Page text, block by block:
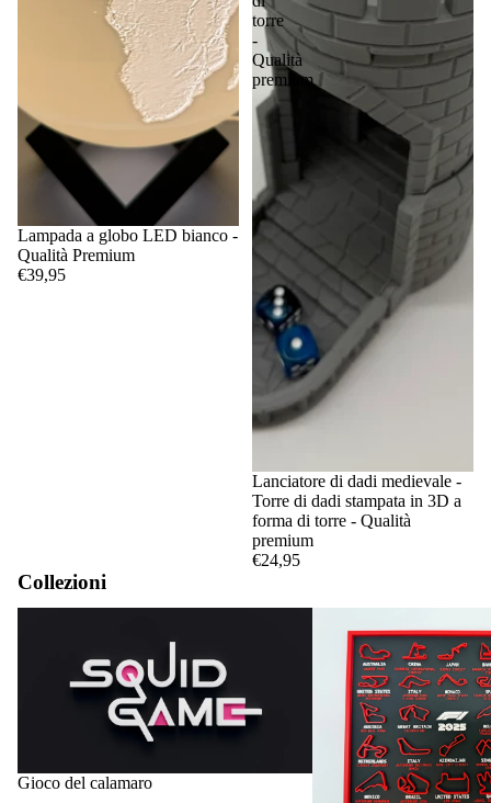
Lampada a globo LED bianco -
Qualità Premium
€39,95
torre
-
Qualità
premium
Lanciatore di dadi medievale -
Torre di dadi stampata in 3D a
forma di torre - Qualità
premium
€24,95
Collezioni
Gioco del calamaro